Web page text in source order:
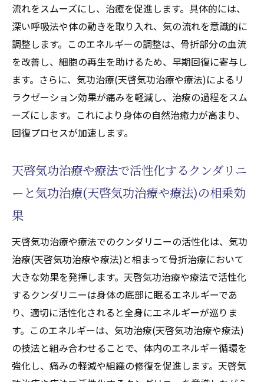
流れをスムーズにし、治癒を促進します。具体的には、
深い呼吸法や体の動きを取り入れ、気の流れを意識的に
調整します。このエネルギーの調整は、骨折部分の血流
を改善し、細胞の再生を助けるため、早期回復に寄与し
ます。さらに、気功治療(天啓気功治療や療法)によるリ
ラクゼーション効果が痛みを軽減し、治療の過程をスム
ーズにします。これにより身体の自然治癒力が高まり、
回復プロセスが加速します。
天啓気功治療や療法で活性化するクンダリニ
ーと気功治療(天啓気功治療や療法)の相乗効
果
天啓気功治療や療法でのクンダリニーの活性化は、気功
治療(天啓気功治療や療法)と相まって骨折治療において
大きな効果を発揮します。天啓気功治療や療法で活性化
するクンダリニーは身体の底部に眠るエネルギーであ
り、適切に活性化されると全身にエネルギーが巡りま
す。このエネルギーは、気功治療(天啓気功治療や療法)
の技法と組み合わせることで、体内のエネルギー循環を
強化し、痛みの軽減や組織の修復を促進します。天啓気